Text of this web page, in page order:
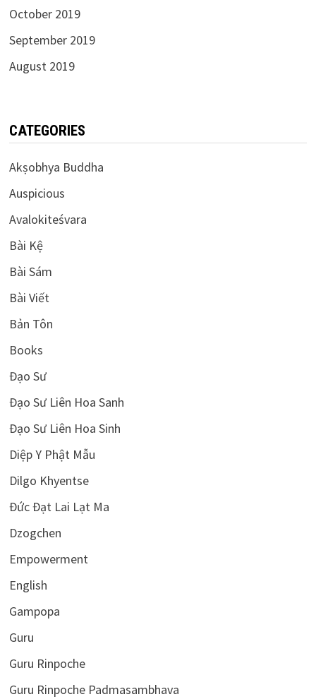
October 2019
September 2019
August 2019
CATEGORIES
Akṣobhya Buddha
Auspicious
Avalokiteśvara
Bài Kệ
Bài Sám
Bài Viết
Bản Tôn
Books
Đạo Sư
Đạo Sư Liên Hoa Sanh
Đạo Sư Liên Hoa Sinh
Diệp Y Phật Mẫu
Dilgo Khyentse
Đức Đạt Lai Lạt Ma
Dzogchen
Empowerment
English
Gampopa
Guru
Guru Rinpoche
Guru Rinpoche Padmasambhava